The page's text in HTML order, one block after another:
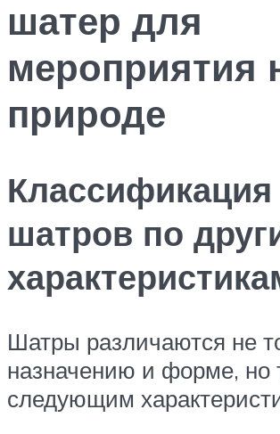
шатер для
мероприятия
природе
Классификация
шатров по
Шатры различаются не
назначению и форме, но
следующим